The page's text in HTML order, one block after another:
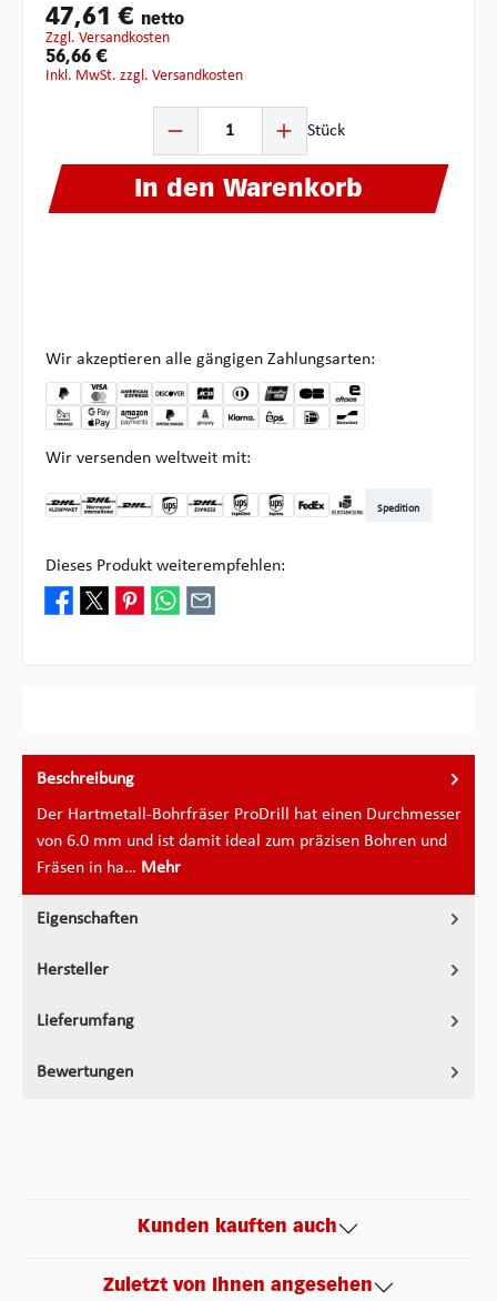
47,61 € netto
zzgl. Versandkosten
56,66 €
inkl. MwSt. zzgl. Versandkosten
Stück
In den Warenkorb
Wir akzeptieren alle gängigen Zahlungsarten:
Wir versenden weltweit mit:
Spedition
Dieses Produkt weiterempfehlen:
Beschreibung
Der Hartmetall-Bohrfräser ProDrill hat einen Durchmesser
von 6.0 mm und ist damit ideal zum präzisen Bohren und
Fräsen in ha… Mehr
Eigenschaften
Hersteller
Lieferumfang
Bewertungen
Kunden kauften auch
Zuletzt von Ihnen angesehen